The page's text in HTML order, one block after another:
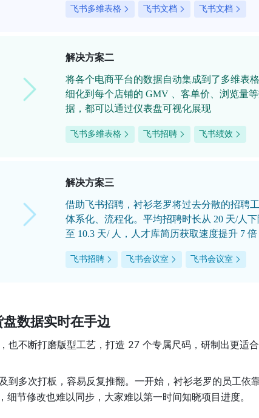
飞书多维表格 飞书文档 飞书文档
解决方案二
将各个电商平台的数据自动集成到了多维表
细化到每个店铺的 GMV 、客单价、浏览量
据，都可以通过仪表盘可视化展现
飞书多维表格 飞书招聘 飞书绩效
解决方案三
借助飞书招聘，衬衫老罗将过去分散的招聘
体系化、流程化。平均招聘时长从 20 天/人下
至 10.3 天/ 人，人才库简历获取速度提升 7 倍
飞书招聘 飞书会议室 飞书会议室
数据实时在手边
也不断打磨版型工艺，打造 27 个专属尺码，研制出更适
到多次打板，容易反复推翻。一开始，衬衫老罗的员工依
节修改也难以同步，大家难以第一时间知晓项目进度。